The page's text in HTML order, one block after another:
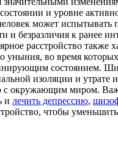
и уровне
может испытывать
и безразличия к ранее
расстройство также
уныния, во время
состоянием.
изоляции и утрате
с окружающим миром.
и лечить депрессию,
чтобы